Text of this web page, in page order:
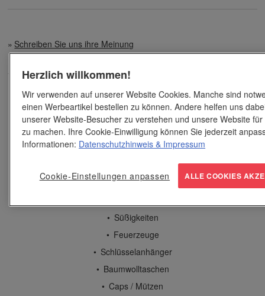
Schreiben Sie uns ihre Meinung
Werbeartikel
Geschenke
Spiel und Spaß
Streuartikel
Schreibgeräte
Süßigkeiten
Feuerzeuge
Schlüsselanhänger
Baumwolltaschen
Caps / Mützen
Herzlich willkommen!
Wir verwenden auf unserer Website Cookies. Manche sind
einen Werbeartikel bestellen zu können. Andere helfen uns
unserer Website-Besucher zu verstehen und unsere Website
zu machen. Ihre Cookie-Einwilligung können Sie jederzeit
Informationen: Datenschutzhinweis & Impressum
Cookie-Einstellungen anpassen ALLE COOKIES